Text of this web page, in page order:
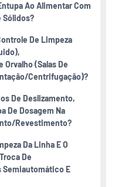
Ao Alimentar Com
Sólidos?
De Limpeza
Orvalho (salas De
centrifugação)?
De Deslizamento,
De Dosagem Na
revestimento?
Da Linha E O
De
E